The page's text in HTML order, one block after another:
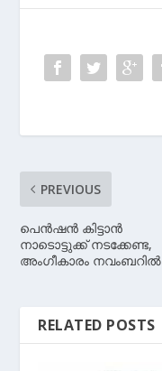
PREVIOUS
പെന്‍ഷന്‍ കിട്ടാന്‍
നാടൊട്ടുക്ക് നടക്കേണ്ട,
അംഗീകാരം നവംബറില്‍
RELATED POSTS